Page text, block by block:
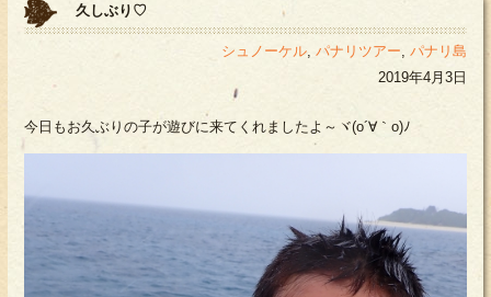
久しぶり♡
シュノーケル, パナリツアー, パナリ島
2019年4月3日
今日もお久ぶりの子が遊びに来てくれましたよ～ヾ(o´∀｀o)ﾉ